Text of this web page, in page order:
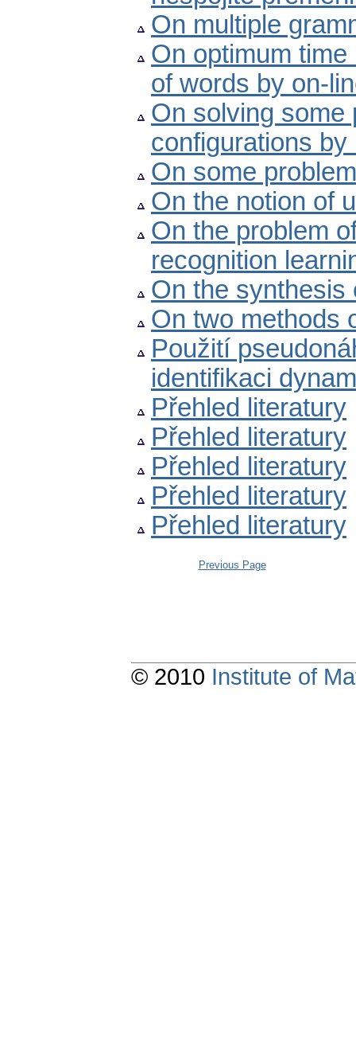
On multiple
On optimum
of words by on-
On solving some
configurations by
On some
On the notion of
On the problem
recognition
On the synthesis
On two methods
Použití
identifikaci
Přehled literatury
Přehled literatury
Přehled literatury
Přehled literatury
Přehled literatury
Previous Page
© 2010 Institute of